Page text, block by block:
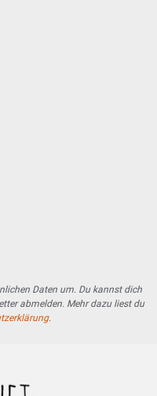
Daten um. Du kannst dich
abmelden. Mehr dazu liest du
.